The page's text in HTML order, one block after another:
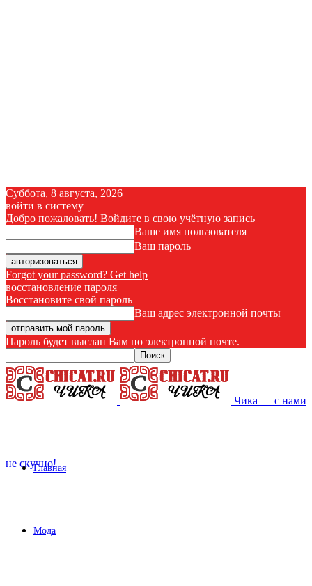
Суббота, 8 августа, 2026
войти в систему
Добро пожаловать! Войдите в свою учётную запись
Ваше имя пользователя
Ваш пароль
Forgot your password? Get help
восстановление пароля
Восстановите свой пароль
Ваш адрес электронной почты
Пароль будет выслан Вам по электронной почте.
Чика — с нами
не скучно!
Главная
Мода